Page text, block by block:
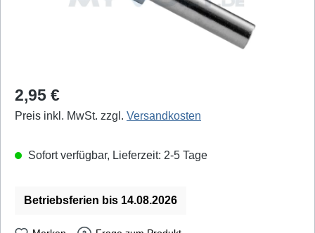
Regulärer Preis:
2,95 €
Preis inkl. MwSt. zzgl. Versandkosten
Sofort verfügbar, Lieferzeit: 2-5 Tage
Betriebsferien bis 14.08.2026